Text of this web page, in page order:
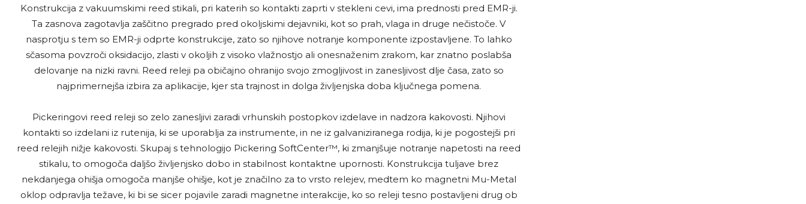
Konstrukcija z vakuumskimi reed stikali, pri katerih so kontakti zaprti v stekleni cevi, ima prednosti pred EMR-ji.
Ta zasnova zagotavlja zaščitno pregrado pred okoljskimi dejavniki, kot so prah, vlaga in druge nečistoče. V
nasprotju s tem so EMR-ji odprte konstrukcije, zato so njihove notranje komponente izpostavljene. To lahko
sčasoma povzroči oksidacijo, zlasti v okoljih z visoko vlažnostjo ali onesnaženim zrakom, kar znatno poslabša
delovanje na nizki ravni. Reed releji pa običajno ohranijo svojo zmogljivost in zanesljivost dlje časa, zato so
najprimernejša izbira za aplikacije, kjer sta trajnost in dolga življenjska doba ključnega pomena.
Pickeringovi reed releji so zelo zanesljivi zaradi vrhunskih postopkov izdelave in nadzora kakovosti. Njihovi
kontakti so izdelani iz rutenija, ki se uporablja za instrumente, in ne iz galvaniziranega rodija, ki je pogostejši pri
reed relejih nižje kakovosti. Skupaj s tehnologijo Pickering SoftCenter™, ki zmanjšuje notranje napetosti na reed
stikalu, to omogoča daljšo življenjsko dobo in stabilnost kontaktne upornosti. Konstrukcija tuljave brez
nekdanjega ohišja omogoča manjše ohišje, kot je značilno za to vrsto relejev, medtem ko magnetni Mu-Metal
oklop odpravlja težave, ki bi se sicer pojavile zaradi magnetne interakcije, ko so releji tesno postavljeni drug ob